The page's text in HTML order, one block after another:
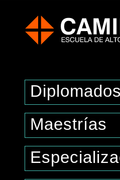
Diplomados
Maestrías